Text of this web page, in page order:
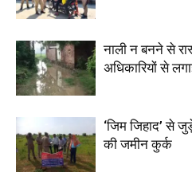
नाली न बनने से
अधिकारियों से
‘जिम जिहाद’ से
की जमीन कुर्क